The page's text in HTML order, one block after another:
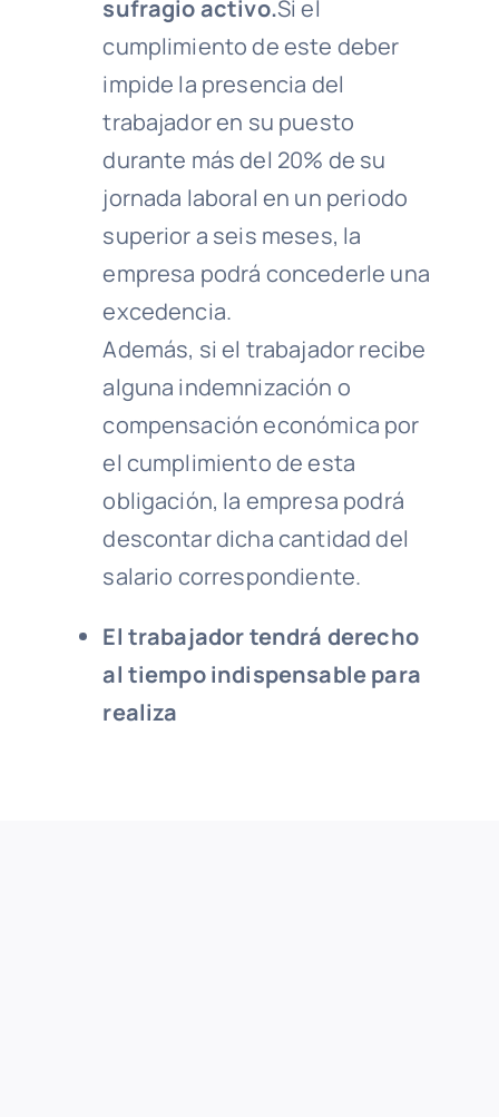
sufragio activo.Si el
cumplimiento de este deber
impide la presencia del
trabajador en su puesto
durante más del 20% de su
jornada laboral en un periodo
superior a seis meses, la
empresa podrá concederle una
excedencia.
Además, si el trabajador recibe
alguna indemnización o
compensación económica por
el cumplimiento de esta
obligación, la empresa podrá
descontar dicha cantidad del
salario correspondiente.
El trabajador tendrá derecho
al tiempo indispensablepara
realiza